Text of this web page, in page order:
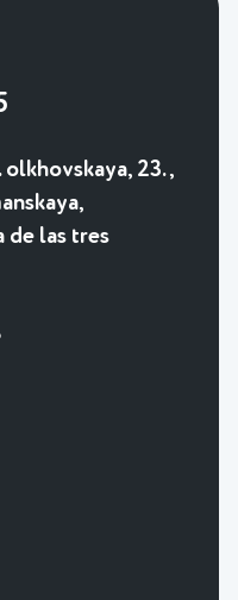
olkhovskaya, 23.,
de las tres